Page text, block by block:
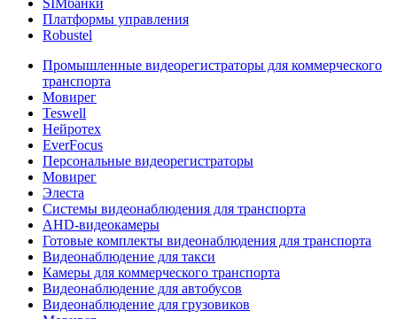
SIMбанки
Платформы управления
Robustel
Промышленные видеорегистраторы для коммерческого
транспорта
Мовирег
Teswell
Нейротех
EverFocus
Персональные видеорегистраторы
Мовирег
Элеста
Системы видеонаблюдения для транспорта
AHD-видеокамеры
Готовые комплекты видеонаблюдения для транспорта
Видеонаблюдение для такси
Камеры для коммерческого транспорта
Видеонаблюдение для автобусов
Видеонаблюдение для грузовиков